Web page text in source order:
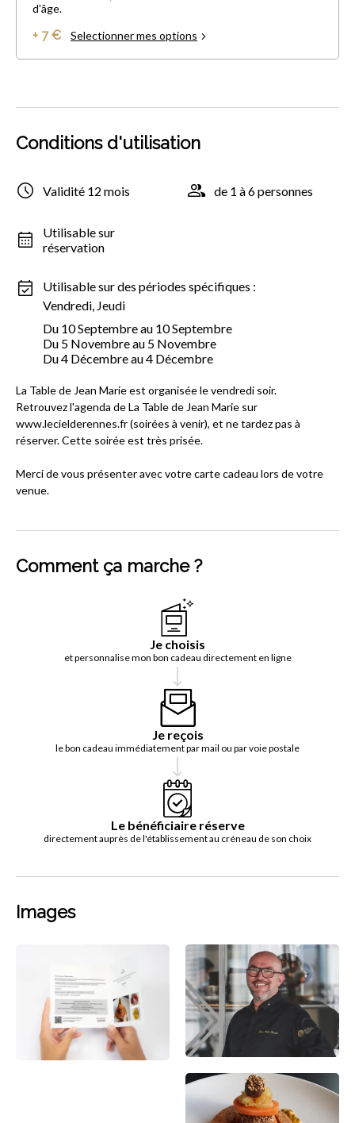
d'âge.
+ 7 € Selectionner mes options
Conditions d'utilisation
Validité 12 mois de 1 à 6 personnes
Utilisable sur
réservation
Utilisable sur des périodes spécifiques :
Vendredi, Jeudi
Du 10 Septembre au 10 Septembre
Du 5 Novembre au 5 Novembre
Du 4 Décembre au 4 Décembre
La Table de Jean Marie est organisée le vendredi soir.
Retrouvez l'agenda de La Table de Jean Marie sur
www.lecielderennes.fr (soirées à venir), et ne tardez pas à
réserver. Cette soirée est très prisée.
Merci de vous présenter avec votre carte cadeau lors de votre
venue.
Comment ça marche ?
Je choisis
et personnalise mon bon cadeau directement en ligne
Je reçois
le bon cadeau immédiatement par mail ou par voie postale
Le bénéficiaire réserve
directement auprès de l'établissement au créneau de son choix
Images